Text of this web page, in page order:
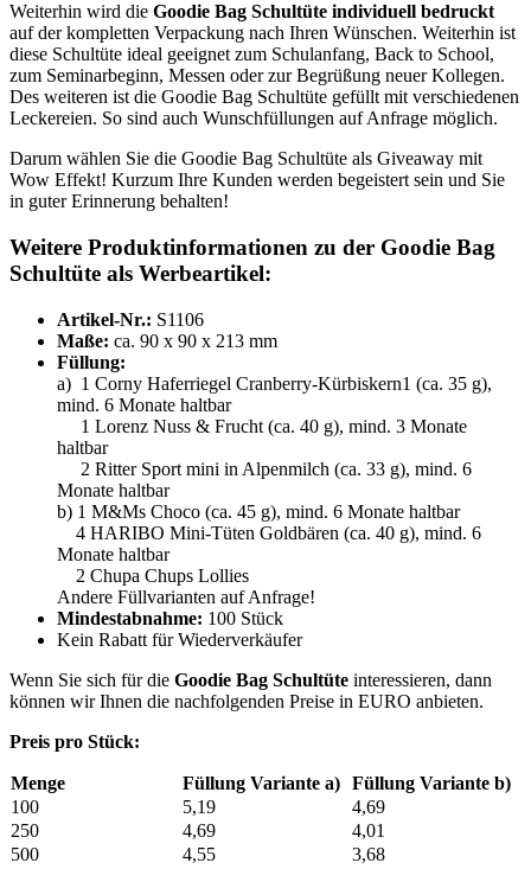
Weiterhin wird die Goodie Bag Schultüte individuell bedruckt
auf der kompletten Verpackung nach Ihren Wünschen. Weiterhin ist
diese Schultüte ideal geeignet zum Schulanfang, Back to School,
zum Seminarbeginn, Messen oder zur Begrüßung neuer Kollegen.
Des weiteren ist die Goodie Bag Schultüte gefüllt mit verschiedenen
Leckereien. So sind auch Wunschfüllungen auf Anfrage möglich.
Darum wählen Sie die Goodie Bag Schultüte als Giveaway mit
Wow Effekt! Kurzum Ihre Kunden werden begeistert sein und Sie
in guter Erinnerung behalten!
Weitere Produktinformationen zu der Goodie Bag
Schultüte als Werbeartikel:
Artikel-Nr.: S1106
Maße: ca. 90 x 90 x 213 mm
Füllung:
a) 1 Corny Haferriegel Cranberry-Kürbiskern1 (ca. 35 g),
mind. 6 Monate haltbar
1 Lorenz Nuss & Frucht (ca. 40 g), mind. 3 Monate
haltbar
2 Ritter Sport mini in Alpenmilch (ca. 33 g), mind. 6
Monate haltbar
b) 1 M&Ms Choco (ca. 45 g), mind. 6 Monate haltbar
4 HARIBO Mini-Tüten Goldbären (ca. 40 g), mind. 6
Monate haltbar
2 Chupa Chups Lollies
Andere Füllvarianten auf Anfrage!
Mindestabnahme: 100 Stück
Kein Rabatt für Wiederverkäufer
Wenn Sie sich für die Goodie Bag Schultüte interessieren, dann
können wir Ihnen die nachfolgenden Preise in EURO anbieten.
Preis pro Stück:
Menge Füllung Variante a) Füllung Variante b)
100
5,19
4,69
250
4,69
4,01
500
4,55
3,68